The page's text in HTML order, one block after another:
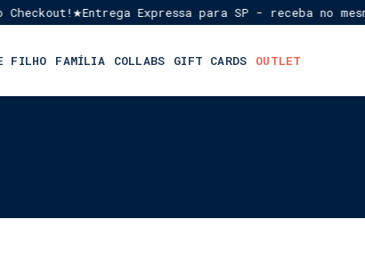
★Entrega Expressa para SP - receba no
FILHO FAMÍLIA COLLABS GIFT CARDS OUTLET